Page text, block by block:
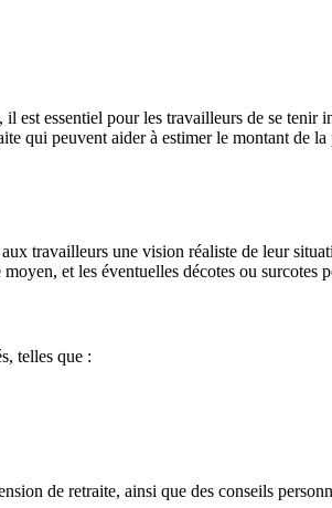
est essentiel pour les travailleurs de se
qui peuvent aider à estimer le montant de
travailleurs une vision réaliste de leur
et les éventuelles décotes ou surcotes
telles que :
de retraite, ainsi que des conseils